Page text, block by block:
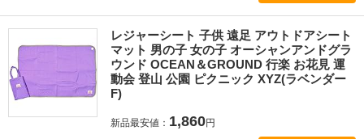
レジャーシート 子供 遠足 アウトドアシート
マット 男の子 女の子 オーシャンアンドグラ
ウンド OCEAN＆GROUND 行楽 お花見 運
動会 登山 公園 ピクニック XYZ(ラベンダー
F)
新品最安値： 1,860円